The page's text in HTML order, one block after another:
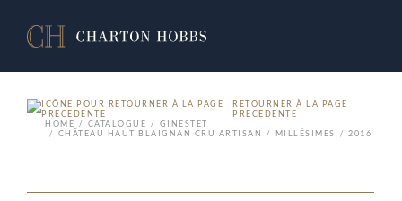
RETOURNER À LA PAGE
PRÉCÉDENTE
HOME
CATALOGUE
GINESTET
CHÂTEAU HAUT BLAIGNAN CRU ARTISAN
MILLÉSIMES 2016